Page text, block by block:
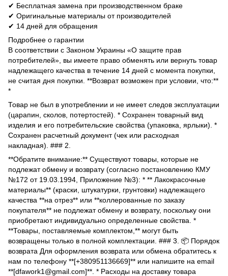
✔ Бесплатная замена при производственном браке
✔ Оригинальные материалы от производителей
✔ 14 дней для обращения
Подробнее о гарантии
В соответствии с Законом Украины «О защите прав
потребителей», вы имеете право обменять или вернуть товар
надлежащего качества в течение 14 дней с момента покупки,
не считая дня покупки. **Возврат возможен при условии, что:**
*
Товар не был в употреблении и не имеет следов эксплуатации
(царапин, сколов, потертостей). * Сохранен товарный вид
изделия и его потребительские свойства (упаковка, ярлыки). *
Сохранен расчетный документ (чек или расходная
накладная). ### 2.
**Обратите внимание:** Существуют товары, которые не
подлежат обмену и возврату (согласно постановлению КМУ
№172 от 19.03.1994, Приложение №3): * ** Лакокрасочные
материалы** (краски, штукатурки, грунтовки) надлежащего
качества **на отрез** или **коллерованные по заказу
покупателя** не подлежат обмену и возврату, поскольку они
приобретают индивидуально определенные свойства. *
**Товары, поставляемые комплектом,** могут быть
возвращены только в полной комплектации. ### 3. 📦 Порядок
возврата Для оформления возврата или обмена обратитесь к
нам по телефону **[+380951136669]** или напишите на email
**[dfawork1@gmail.com]**. * Расходы на доставку товара